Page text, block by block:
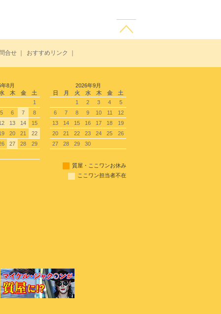
合せ おすすめリンク
8月
木 金
土
1
5 6 7
8
13 14
15
20 21
22
27 28
29
2026年9月
日
月 火 水 木 金
土
1
2 3 4
5
6
7 8 9 10 11
12
13
14 15 16 17 18
19
20
21 22 23 24 25
26
27
28 29 30
質屋・ここワンお休み
ここワン担当者不在